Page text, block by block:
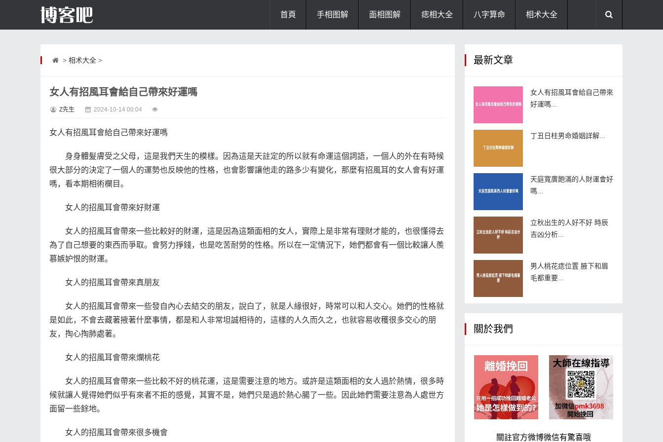
首頁 手相图解 面相图解 痣相大全 八字算命 相术大全
> 相术大全>
女人有招風耳會給自己帶來好運嗎
Z先生 2024-10-14 00:04
女人有招風耳會給自己帶來好運嗎
身身體髮膚受之父母，這是我們天生的模樣。因為這是天註定的所以就有命運這個詞語，一個人的外在有時候
很大部分的決定了一個人的運勢也反映他的性格，也會影響讓他走的路多少有變化，那麼有招風耳的女人會有好運
嗎，看本期相術欄目。
女人的招風耳會帶來好財運
女人的招風耳會帶來一些比較好的財運，這是因為這類面相的女人，實際上是非常有理財才能的，也很懂得去
為了自己想要的東西而爭取。會努力掙錢，也是吃苦耐勞的性格。所以在一定情況下，她們都會有一個比較讓人羨
慕嫉妒恨的財運。
女人的招風耳會帶來真朋友
女人的招風耳會帶來一些發自內心去結交的朋友，說白了，就是人緣很好，時常可以和人交心。她們的性格就
是如此，不會去藏著掖著什麼事情，都是和人非常坦誠相待的，這樣的人久而久之，也就容易收穫很多交心的朋
友，掏心掏肺處著。
女人的招風耳會帶來爛桃花
女人的招風耳會帶來一些比較不好的桃花運，這是需要注意的地方。或許是這類面相的女人過於熱情，很多時
候就讓人覺得她們似乎有來者不拒的感覺，其實不是，她們只是過於熱心腸了一些。因此她們需要注意為人處世方
面留一些餘地。
女人的招風耳會帶來很多機會
最新文章
女人有招風耳會給自己帶來
好運嗎...
丁丑日柱男命婚姻詳解...
天庭寬廣飽滿的人財運會好
嗎...
立秋出生的人好不好 時辰
吉凶分析...
男人桃花痣位置 腋下和眉
毛都重要...
關於我們
關註官方微博微信有驚喜哦